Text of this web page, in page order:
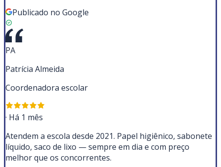
Publicado no Google
PA
Patrícia Almeida
Coordenadora escolar
· Há 1 mês
Atendem a escola desde 2021. Papel higiênico, sabonete
líquido, saco de lixo — sempre em dia e com preço
melhor que os concorrentes.